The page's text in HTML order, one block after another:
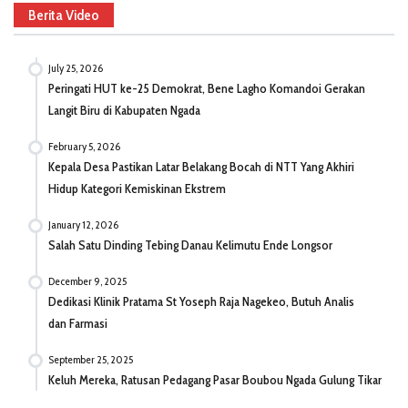
Berita Video
July 25, 2026
Peringati HUT ke-25 Demokrat, Bene Lagho Komandoi Gerakan
Langit Biru di Kabupaten Ngada
February 5, 2026
Kepala Desa Pastikan Latar Belakang Bocah di NTT Yang Akhiri
Hidup Kategori Kemiskinan Ekstrem
January 12, 2026
Salah Satu Dinding Tebing Danau Kelimutu Ende Longsor
December 9, 2025
Dedikasi Klinik Pratama St Yoseph Raja Nagekeo, Butuh Analis
dan Farmasi
September 25, 2025
Keluh Mereka, Ratusan Pedagang Pasar Boubou Ngada Gulung Tikar